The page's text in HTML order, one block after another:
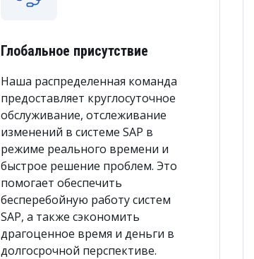
Глобальное присутствие
Наша распределенная команда
предоставляет круглосуточное
обслуживание, отслеживание
изменений в системе SAP в
режиме реального времени и
быстрое решение проблем. Это
помогает обеспечить
бесперебойную работу систем
SAP, а также сэкономить
драгоценное время и деньги в
долгосрочной перспективе.